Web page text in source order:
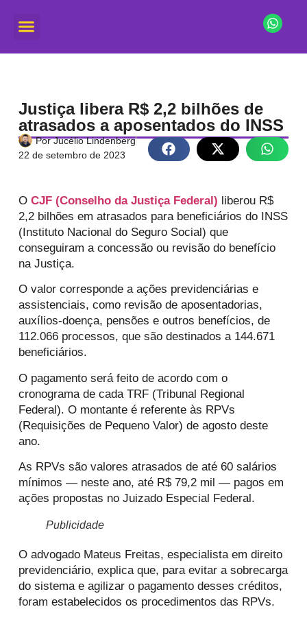
Justiça libera R$ 2,2 bilhões de
atrasados a aposentados do INSS
PorJucélio Lindenberg
22 de setembro de 2023
OCJF (Conselho da Justiça Federal) liberou R$
2,2 bilhões em atrasados para beneficiários do INSS
(Instituto Nacional do Seguro Social) que
conseguiram a concessão ou revisão do benefício
na Justiça.
O valor corresponde a ações previdenciárias e
assistenciais, como revisão de aposentadorias,
auxílios-doença, pensões e outros benefícios, de
112.066 processos, que são destinados a 144.671
beneficiários.
O pagamento será feito de acordo com o
cronograma de cada TRF (Tribunal Regional
Federal). O montante é referente às RPVs
(Requisições de Pequeno Valor) de agosto deste
ano.
As RPVs são valores atrasados de até 60 salários
mínimos — neste ano, até R$ 79,2 mil — pagos em
ações propostas no Juizado Especial Federal.
Publicidade
O advogado Mateus Freitas, especialista em direito
previdenciário, explica que, para evitar a sobrecarga
do sistema e agilizar o pagamento desses créditos,
foram estabelecidos os procedimentos das RPVs.